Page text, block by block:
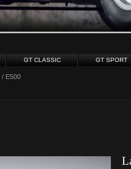
GT CLASSIC GT SPORT
/ E500